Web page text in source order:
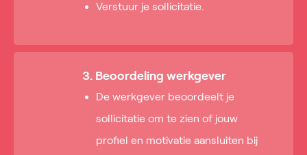
Verstuur je sollicitatie.
3. Beoordeling werkgever
De werkgever beoordeelt je
sollicitatie om te zien of jouw
profiel en motivatie aansluiten bij